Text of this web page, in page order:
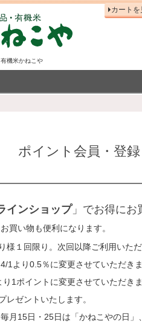
機米かねこや
カートを
ポイント会員・登録
インショップ」でお得にお
買い物も便利になります。
１回限り。次回以降ご利用いただ
1より0.5％に変更させていただきま
1ポイントに変更させていただきま
レゼントいたします。
月15日・25日は「かねこやの日」